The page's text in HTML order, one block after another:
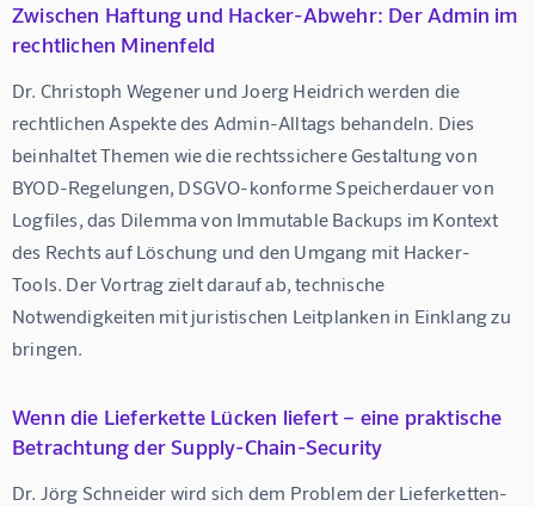
Zwischen Haftung und Hacker-Abwehr: Der Admin im
rechtlichen Minenfeld
Dr. Christoph Wegener und Joerg Heidrich werden die
rechtlichen Aspekte des Admin-Alltags behandeln. Dies
beinhaltet Themen wie die rechtssichere Gestaltung von
BYOD-Regelungen, DSGVO-konforme Speicherdauer von
Logfiles, das Dilemma von Immutable Backups im Kontext
des Rechts auf Löschung und den Umgang mit Hacker-
Tools. Der Vortrag zielt darauf ab, technische
Notwendigkeiten mit juristischen Leitplanken in Einklang zu
bringen.
Wenn die Lieferkette Lücken liefert – eine praktische
Betrachtung der Supply-Chain-Security
Dr. Jörg Schneider wird sich dem Problem der Lieferketten-